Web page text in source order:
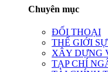
Chuyên mục
ĐỐI THOẠI
THẾ GIỚI
XÂY DỰNG
TẠP CHÍ